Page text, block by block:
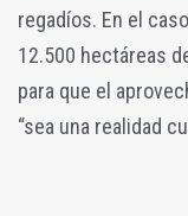
regadíos. En el
12.500 hectáreas
para que el
“sea una realidad